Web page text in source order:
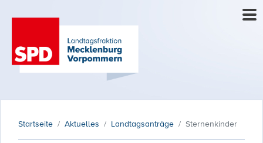
Startseite Aktuelles Landtagsanträge Sternenkinder